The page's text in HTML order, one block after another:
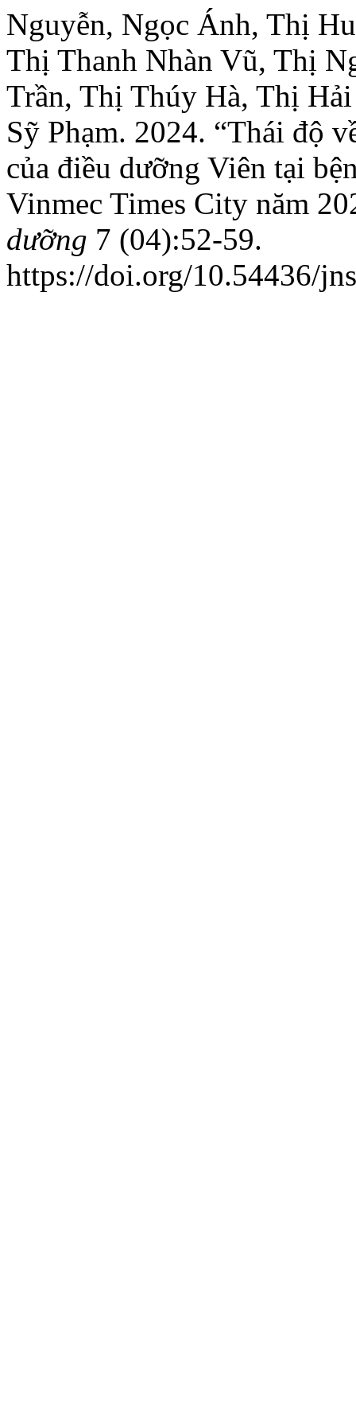
Nguyễn, Ngọc Ánh, Thị
Thị Thanh Nhàn Vũ, Thị
Trần, Thị Thúy Hà, Thị
Sỹ Phạm. 2024. “Thái độ
của điều dưỡng Viên tại
Vinmec Times City năm
dưỡng 7 (04):52-59.
https://doi.org/10.54436/